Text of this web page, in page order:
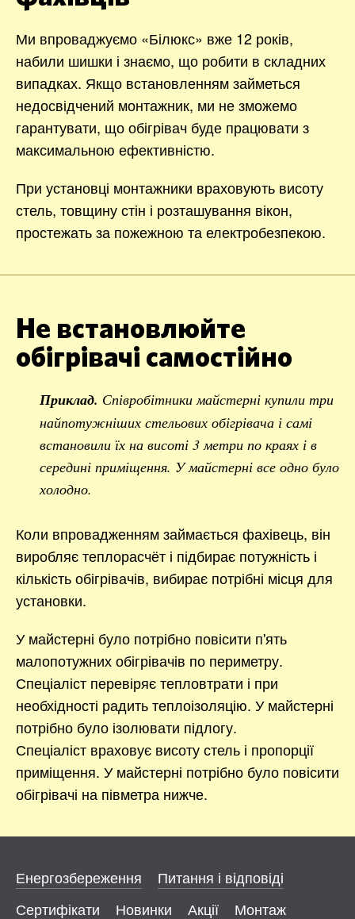
Ми впроваджуємо «Білюкс» вже 12 років,
набили шишки і знаємо, що робити в складних
випадках. Якщо встановленням займеться
недосвідчений монтажник, ми не зможемо
гарантувати, що обігрівач буде працювати з
максимальною ефективністю.
При установці монтажники враховують висоту
стель, товщину стін і розташування вікон,
простежать за пожежною та електробезпекою.
Не встановлюйте
обігрівачі самостійно
Приклад. Співробітники майстерні купили три
найпотужніших стельових обігрівача і самі
встановили їх на висоті 3 метри по краях і в
середині приміщення. У майстерні все одно було
холодно.
Коли впровадженням займається фахівець, він
виробляє теплорасчёт і підбирає потужність і
кількість обігрівачів, вибирає потрібні місця для
установки.
У майстерні було потрібно повісити п'ять
малопотужних обігрівачів по периметру.
Спеціаліст перевіряє тепловтрати і при
необхідності радить теплоізоляцію. У майстерні
потрібно було ізолювати підлогу.
Спеціаліст враховує висоту стель і пропорції
приміщення. У майстерні потрібно було повісити
обігрівачі на півметра нижче.
Енергозбереження
Питання і відповіді
Сертифікати
Новинки Акції Монтаж